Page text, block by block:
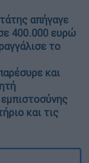
απήγαγε
400.000 ευρώ
το
και
και τις